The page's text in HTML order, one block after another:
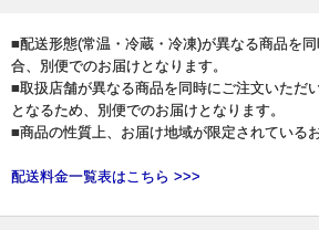
■配送形態(常温・冷蔵・冷凍)が異なる商品を
合、別便でのお届けとなります。
■取扱店舗が異なる商品を同時にご注文いただ
となるため、別便でのお届けとなります。
■商品の性質上、お届け地域が限定されている
配送料金一覧表はこちら >>>